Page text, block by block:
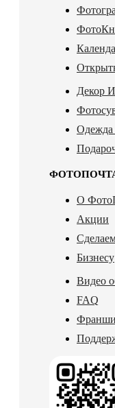
Декор
Одежда
О
Акции
Бизнесу
Видео
FAQ